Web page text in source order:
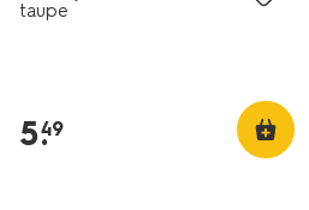
taupe
5.
49